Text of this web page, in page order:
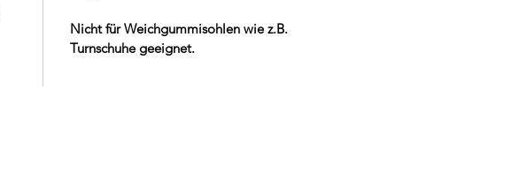
Nicht für Weichgummisohlen wie z.B.
Turnschuhe geeignet.